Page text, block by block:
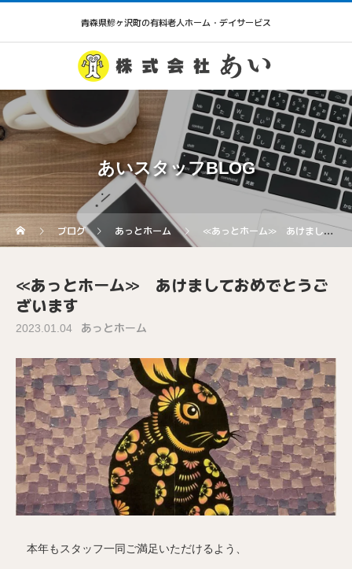
青森県鰺ヶ沢町の有料老人ホーム・デイサービス
あいスタッフBLOG
ブログ あっとホーム ≪あっとホーム≫ あけましておめでとうございます
≪あっとホーム≫ あけましておめでとうご
ざいます
2023.01.04 あっとホーム
本年もスタッフ一同ご満足いただけるよう、